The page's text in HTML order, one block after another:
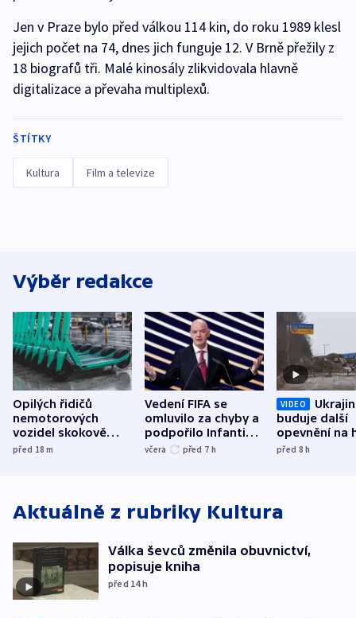
Jen v Praze bylo před válkou 114 kin, do roku 1989 klesl
jejich počet na 74, dnes jich funguje 12. V Brně přežily z
18 biografů tři. Malé kinosály zlikvidovala hlavně
digitalizace a převaha multiplexů.
ŠTÍTKY
Kultura Film a televize
Výběr redakce
Opilých řidičů
nemotorových
vozidel skokově
přibylo, nejvíc ve
před 18m
Vedení FIFA se
omluvilo za chyby a
podpořilo Infantina.
UEFA trvá na
včera před 7 h
VIDEO
buduje další
opevnění na
s Běloruskem
před 8h
Aktuálně z rubriky Kultura
Válka ševců změnila obuvnictví,
popisuje kniha
před 14h